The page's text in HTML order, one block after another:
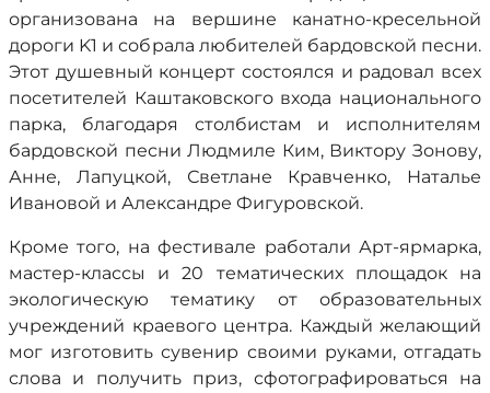
организована на вершине канатно-кресельной
дороги K1 и собрала любителей бардовской песни.
Этот душевный концерт состоялся и радовал всех
посетителей Каштаковского входа национального
парка, благодаря столбистам и исполнителям
бардовской песни Людмиле Ким, Виктору Зонову,
Анне, Лапуцкой, Светлане Кравченко, Наталье
Ивановой и Александре Фигуровской.
Кроме того, на фестивале работали Арт-ярмарка,
мастер-классы и 20 тематических площадок на
экологическую тематику от образовательных
учреждений краевого центра. Каждый желающий
мог изготовить сувенир своими руками, отгадать
слова и получить приз, сфотографироваться на